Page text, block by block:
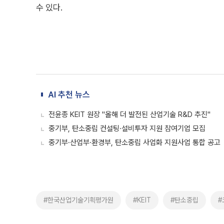
수 있다.
AI 추천 뉴스
전윤종 KEIT 원장 "올해 더 발전된 산업기술 R&D 추진"
중기부, 탄소중립 컨설팅·설비투자 지원 참여기업 모집
중기부·산업부·환경부, 탄소중립 사업화 지원사업 통합 공고
#한국산업기술기획평가원 #KEIT #탄소중립 #